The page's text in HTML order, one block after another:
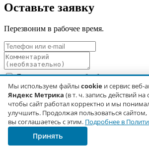
Мы используем файлы cookie и сервис веб-
Яндекс Метрика (в т. ч. запись действий на
чтобы сайт работал корректно и мы
улучшить. Продолжая пользоваться сайтом,
вы соглашаетесь с этим. Подробнее в
Принять
Оставьте заявку
Перезвоним в рабочее время.
Я даю согласие на обработку
соответствии с Политикой обработки
Отправить
Не удалось отправить. Позвоните нам: +7
Контакты не передаём третьим лицам и не
рекламных рассылок.